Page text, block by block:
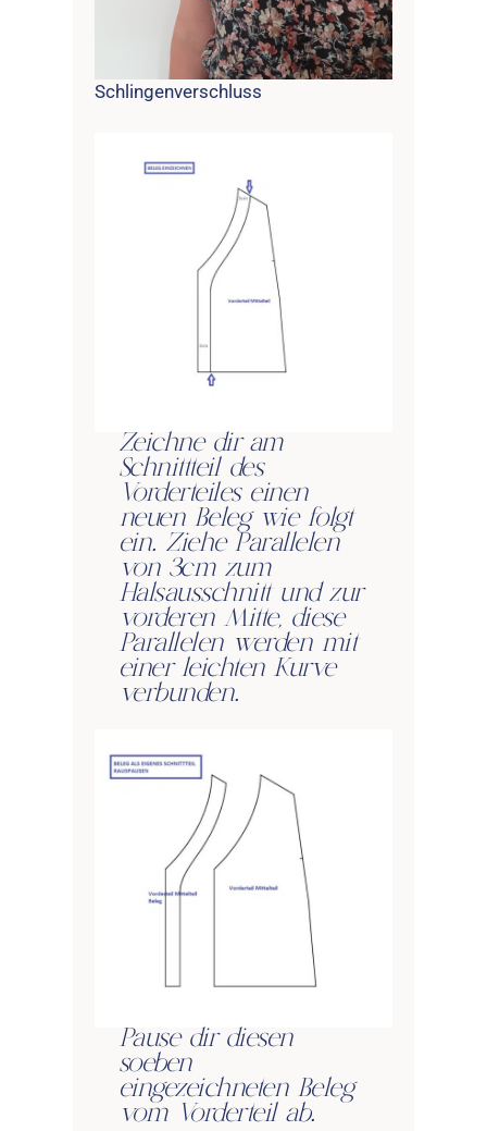
Schlingenverschluss
Zeichne dir am
Schnittteil des
Vorderteiles einen
neuen Beleg wie folgt
ein. Ziehe Parallelen
von 3cm zum
Halsausschnitt und zur
vorderen Mitte, diese
Parallelen werden mit
einer leichten Kurve
verbunden.
Pause dir diesen
soeben
eingezeichneten Beleg
vom Vorderteil ab.